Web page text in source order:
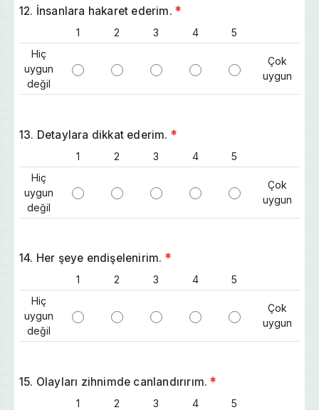
12. İnsanlara hakaret ederim. *
1 2 3 4
5
Hiç
uygun
değil
Çok
uygun
13. Detaylara dikkat ederim. *
1 2 3 4
5
Hiç
uygun
değil
Çok
uygun
14. Her şeye endişelenirim. *
1 2 3 4
5
Hiç
uygun
değil
Çok
uygun
15. Olayları zihnimde canlandırırım.*
1 2 3 4
5